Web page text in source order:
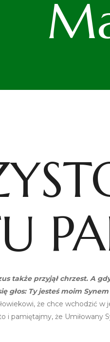
także przyjął chrzest. A
głos: Ty jesteś moim
że chce wchodzić
i pamiętajmy, że Umiłowany